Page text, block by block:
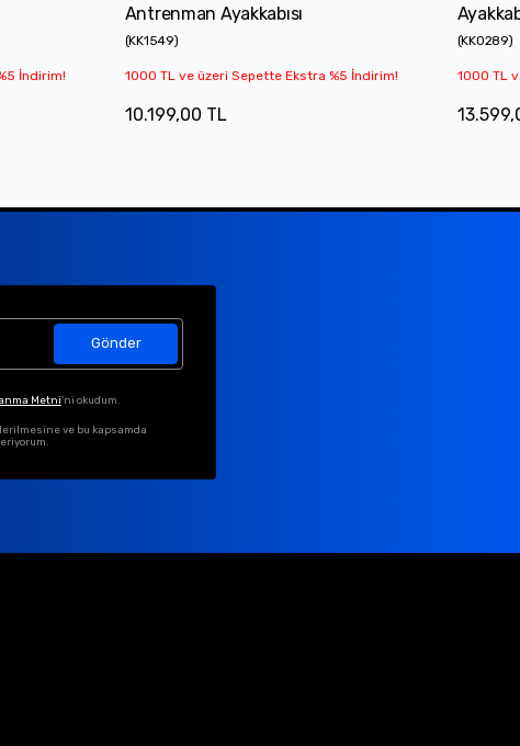
İndirim!
Antrenman Ayakkabısı
(KK1549)
1000 TL ve üzeri Sepette Ekstra %5 İndirim!
10.199,00 TL
(KK0289)
1000 TL
Gönder
Metni'ni okudum.
ve bu kapsamda